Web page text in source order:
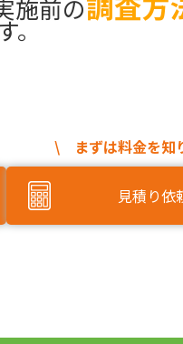
施前の
。
\ まずは料金を知
見積り依